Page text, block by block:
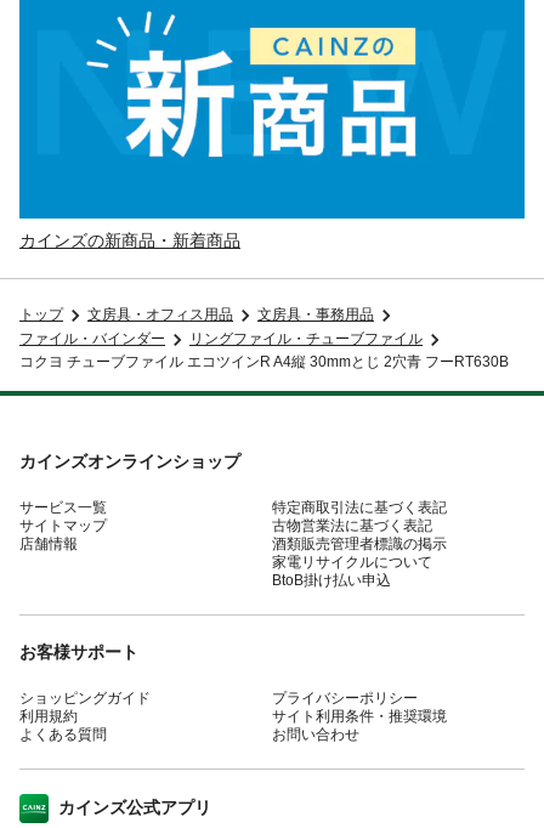
カインズの新商品・新着商品
トップ 文房具・オフィス用品
文房具・事務用品
ファイル・バインダー
リングファイル・チューブファイル
コクヨ チューブファイル エコツインR A4縦 30mmとじ 2穴青 フーRT630B
カインズオンラインショップ
サービス一覧
サイトマップ
店舗情報
特定商取引法に基づく表記
古物営業法に基づく表記
酒類販売管理者標識の掲示
家電リサイクルについて
BtoB掛け払い申込
お客様サポート
ショッピングガイド
利用規約
よくある質問
プライバシーポリシー
サイト利用条件・推奨環境
お問い合わせ
カインズ公式アプリ